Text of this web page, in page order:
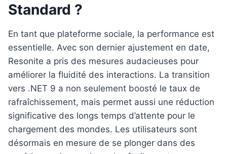
Standard ?
En tant que plateforme sociale, la performance est
essentielle. Avec son dernier ajustement en date,
Resonite a pris des mesures audacieuses pour
améliorer la fluidité des interactions. La transition
vers .NET 9 a non seulement boosté le taux de
rafraîchissement, mais permet aussi une réduction
significative des longs temps d’attente pour le
chargement des mondes. Les utilisateurs sont
désormais en mesure de se plonger dans des